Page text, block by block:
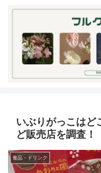
いぶりがっこはど
ど販売店を調査！
食品・ドリンク